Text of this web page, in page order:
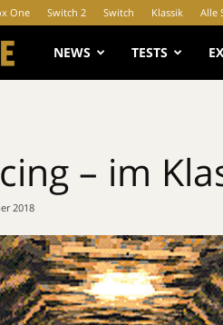
One Switch 2 Switch Klassik Alle
MANIAC.de
NEWS TESTS
– im
2018